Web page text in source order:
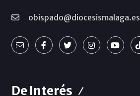
obispado@diocesismalaga.es
De Interés